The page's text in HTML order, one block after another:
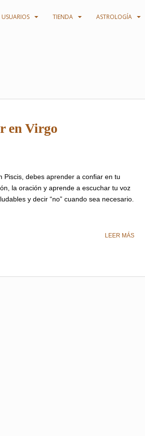
USUARIOS TIENDA ASTROLOGÍA
en Virgo
Piscis, debes aprender a confiar en tu
la oración y aprende a escuchar tu voz
y decir “no” cuando sea necesario.
LEER MÁS